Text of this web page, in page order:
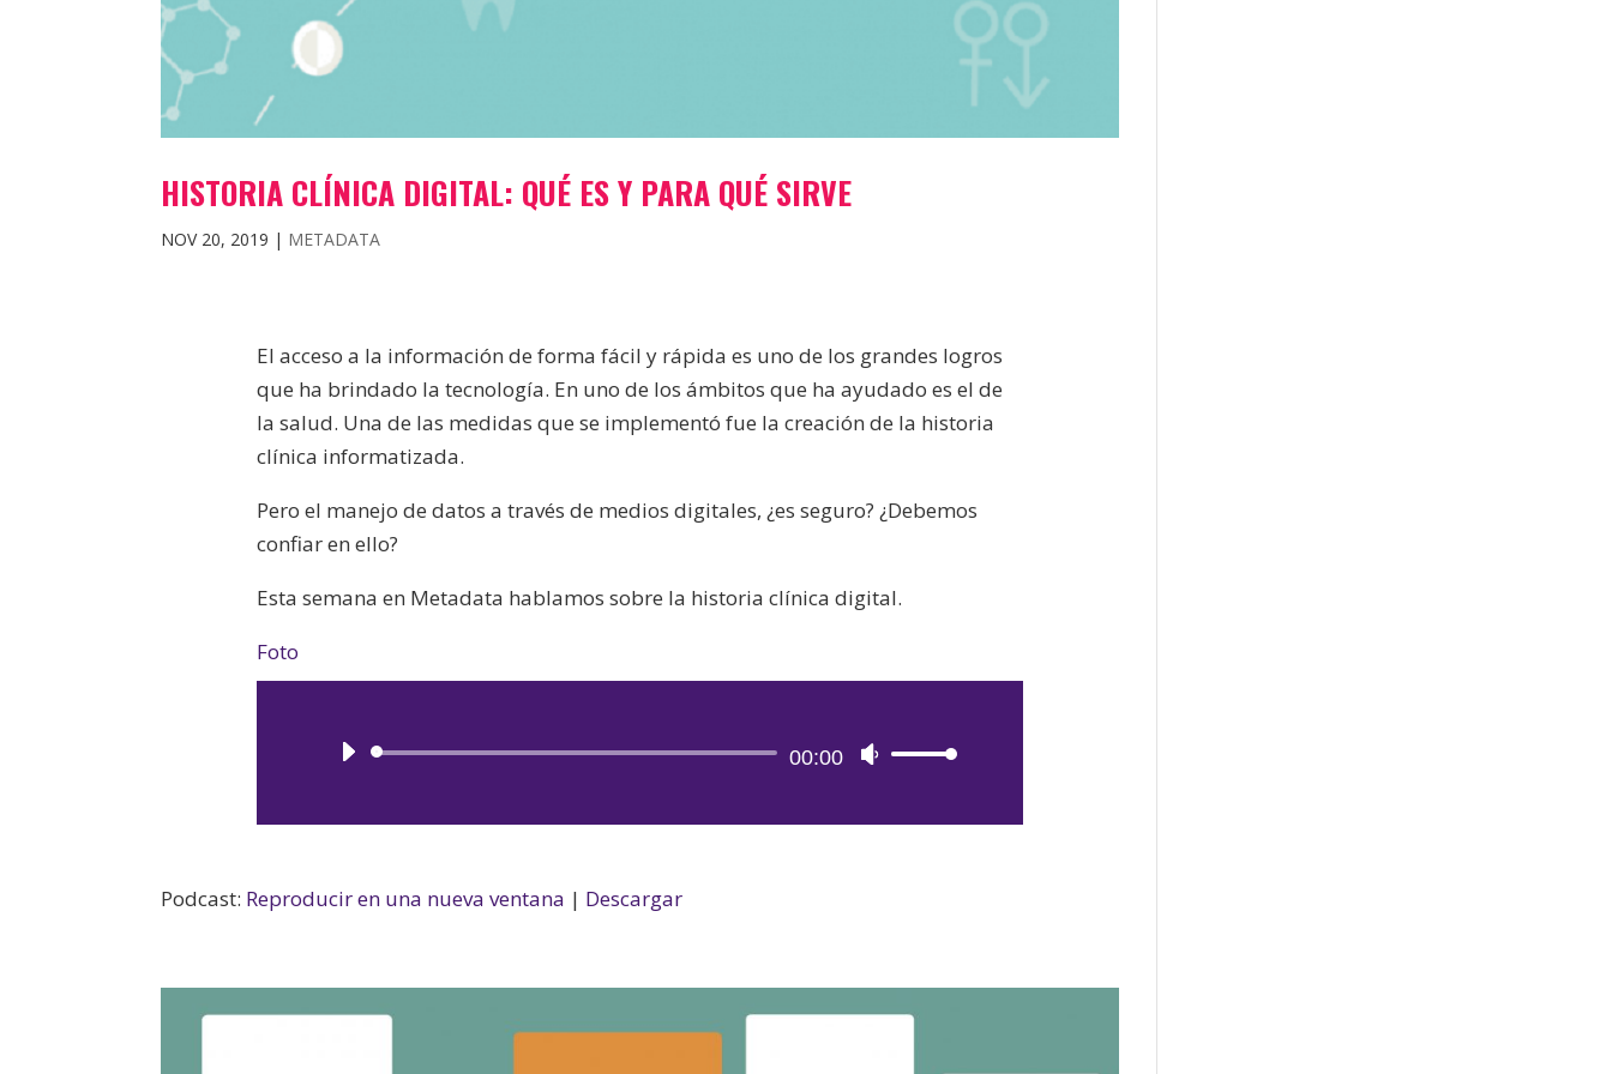
HISTORIA CLÍNICA DIGITAL: QUÉ ES Y PARA QUÉ SIRVE
NOV 20, 2019 | METADATA
El acceso a la información de forma fácil y rápida es uno de los grandes logros
que ha brindado la tecnología. En uno de los ámbitos que ha ayudado es el de
la salud. Una de las medidas que se implementó fue la creación de la historia
clínica informatizada.
Pero el manejo de datos a través de medios digitales, ¿es seguro? ¿Debemos
confiar en ello?
Esta semana en Metadata hablamos sobre la historia clínica digital.
Foto
Reproductor
audio
00:00
Utiliza
teclas
aumentar
Podcast: Reproducir en una nueva ventana | Descargar